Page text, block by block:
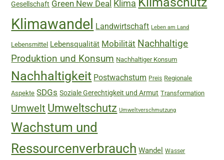
Gesellschaft Green New Deal Klima
Klimawandel Landwirtschaft Leben am Land
Lebensmittel Lebensqualität Mobilität Nachhaltige
Produktion und Konsum Nachhaltiger Konsum
Nachhaltigkeit Postwachstum Preis Regionale
Aspekte SDGs Soziale Gerechtigkeit und Armut Transformation
Umwelt Umweltschutz Umweltverschmutzung
Wachstum und
Ressourcenverbrauch Wandel Wasser